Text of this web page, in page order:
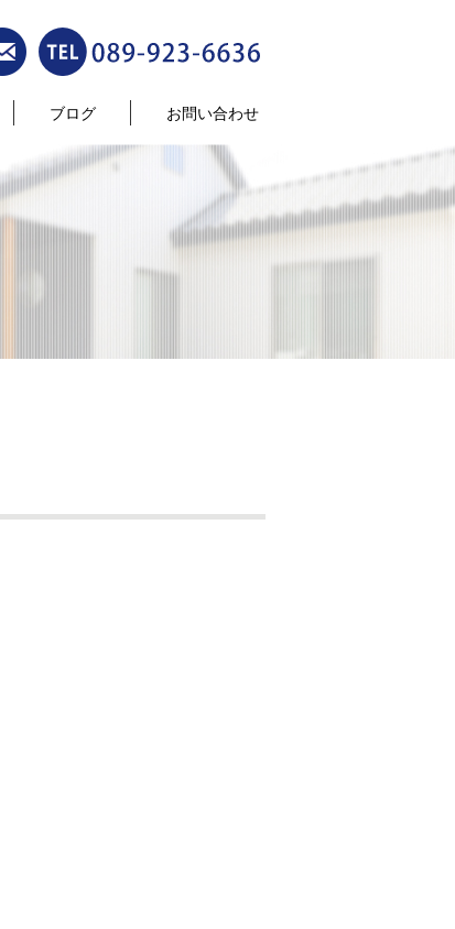
ブログ お問い合わせ